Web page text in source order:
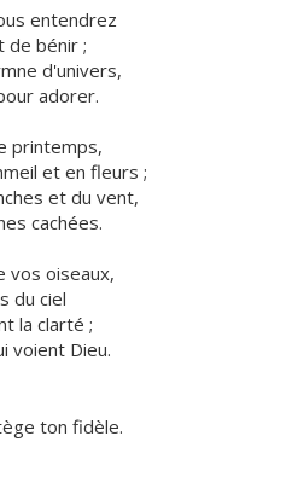
entendrez
de bénir ;
d'univers,
adorer.
printemps,
et en fleurs ;
et du vent,
cachées.
vos oiseaux,
du ciel
la clarté ;
voient Dieu.
ton fidèle.